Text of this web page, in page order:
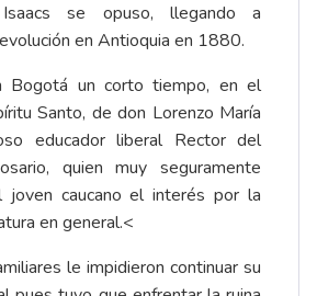
Isaacs se opuso, llegando a
en Antioquia en 1880.
Bogotá un corto tiempo, en el
Santo, de don Lorenzo María
educador liberal Rector del
quien muy seguramente
caucano el interés por la
en general.<
le impidieron continuar su